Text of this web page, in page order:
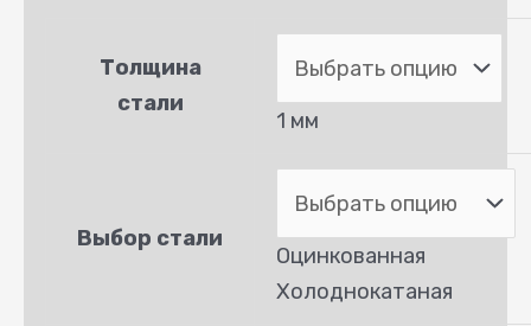
Толщина
стали
1 мм
Выбор стали
Оцинкованная
Холоднокатаная